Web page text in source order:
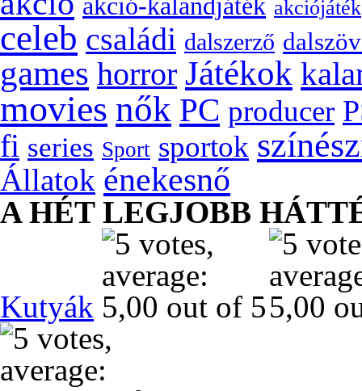
akciójáték
celeb családi dalszerző
games horror Játékok
movies nők PC producer
fi series Sport sportok
Állatok énekesnő
A HÉT LEGJOBB
Kutyák